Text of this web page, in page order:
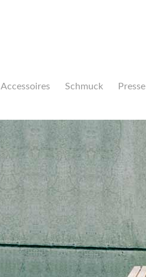
Accessoires Schmuck Presse